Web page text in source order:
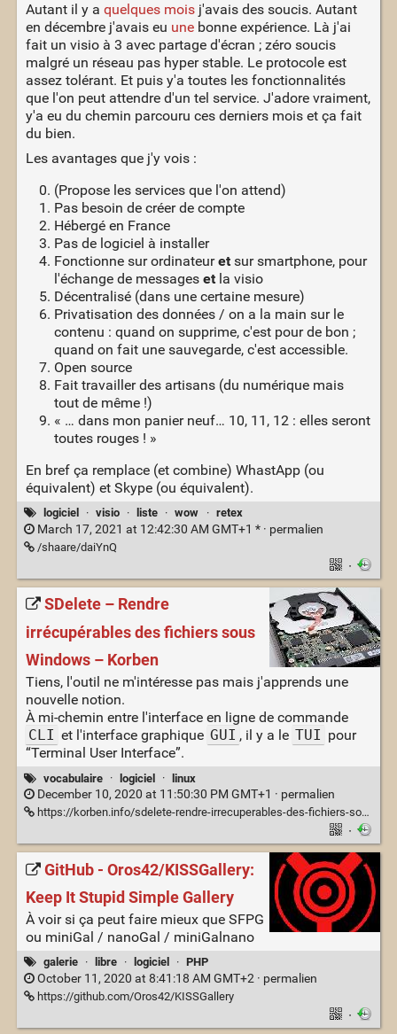
Autant il y a quelques moisj'avais des soucis. Autant
en décembre j'avais eu unebonne expérience. Là j'ai
fait un visio à 3 avec partage d'écran ; zéro soucis
malgré un réseau pas hyper stable. Le protocole est
assez tolérant. Et puis y'a toutes les fonctionnalités
que l'on peut attendre d'un tel service. J'adore vraiment,
y'a eu du chemin parcouru ces derniers mois et ça fait
du bien.
Les avantages que j'y vois :
(Propose les services que l'on attend)
Pas besoin de créer de compte
Hébergé en France
Pas de logiciel à installer
Fonctionne sur ordinateuretsur smartphone, pour
l'échange de messages etla visio
Décentralisé (dans une certaine mesure)
Privatisation des données / on a la main sur le
contenu : quand on supprime, c'est pour de bon ;
quand on fait une sauvegarde, c'est accessible.
Open source
Fait travailler des artisans (du numérique mais
tout de même !)
« … dans mon panier neuf… 10, 11, 12 : elles seront
toutes rouges ! »
En bref ça remplace (et combine) WhastApp (ou
équivalent) et Skype (ou équivalent).
logiciel · visio · liste · wow · retex
March 17, 2021 at 12:42:30 AM GMT+1 * · permalien
/shaare/daiYnQ
·
SDelete – Rendre
irrécupérables des fichiers sous
Windows – Korben
Tiens, l'outil ne m'intéresse pas mais j'apprends une
nouvelle notion.
À mi-chemin entre l'interface en ligne de commande
CLI et l'interface graphique GUI , il y a le TUI pour
“Terminal User Interface”.
vocabulaire · logiciel · linux
December 10, 2020 at 11:50:30 PM GMT+1 · permalien
https://korben.info/sdelete-rendre-irrecuperables-des-fichiers-sous-windows.html
·
GitHub - Oros42/KISSGallery:
Keep It Stupid Simple Gallery
À voir si ça peut faire mieux que SFPG
ou miniGal / nanoGal / miniGalnano
galerie · libre · logiciel · PHP
October 11, 2020 at 8:41:18 AM GMT+2 · permalien
https://github.com/Oros42/KISSGallery
·